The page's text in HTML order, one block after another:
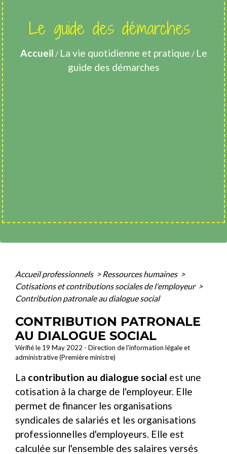
Le guide des démarches
Accueil / La vie quotidienne et pratique / Le
guide des démarches
Accueil professionnels > Ressources humaines >
Cotisations et contributions sociales de l'employeur >
Contribution patronale au dialogue social
CONTRIBUTION PATRONALE
AU DIALOGUE SOCIAL
Vérifié le 19 May 2022 - Direction de l'information légale et
administrative (Première ministre)
La contribution au dialogue social est une
cotisation à la charge de l'employeur. Elle
permet de financer les organisations
syndicales de salariés et les organisations
professionnelles d'employeurs. Elle est
calculée sur l'ensemble des salaires versés